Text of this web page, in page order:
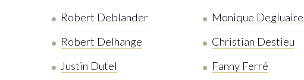
Robert Deblander
Monique Degluaire
Robert Delhange
Christian Destieu
Justin Dutel
Fanny Ferré